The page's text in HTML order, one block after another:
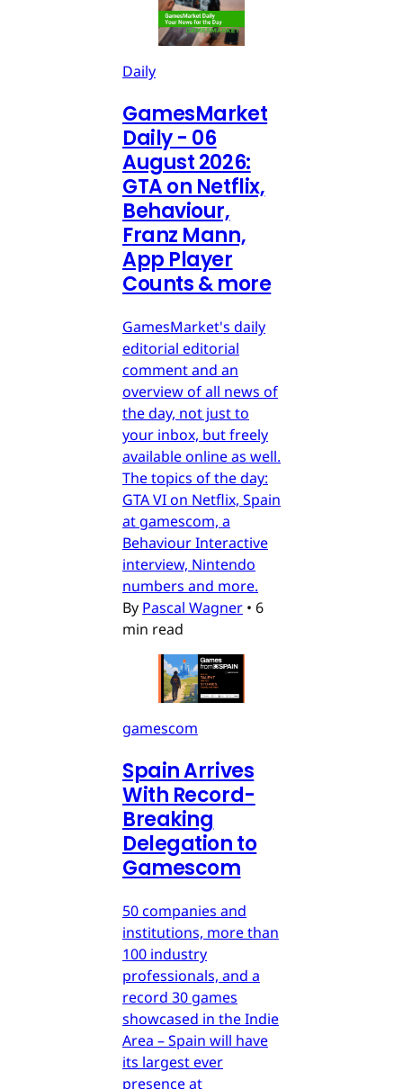
Daily
GamesMarket
Daily - 06
August 2026:
GTA on Netflix,
Behaviour,
Franz Mann,
App Player
Counts & more
GamesMarket's daily
editorial editorial
comment and an
overview of all news of
the day, not just to
your inbox, but freely
available online as well.
The topics of the day:
GTA VI on Netflix, Spain
at gamescom, a
Behaviour Interactive
interview, Nintendo
numbers and more.
By Pascal Wagner • 6
min read
gamescom
Spain Arrives
With Record-
Breaking
Delegation to
Gamescom
50 companies and
institutions, more than
100 industry
professionals, and a
record 30 games
showcased in the Indie
Area – Spain will have
its largest ever
presence at